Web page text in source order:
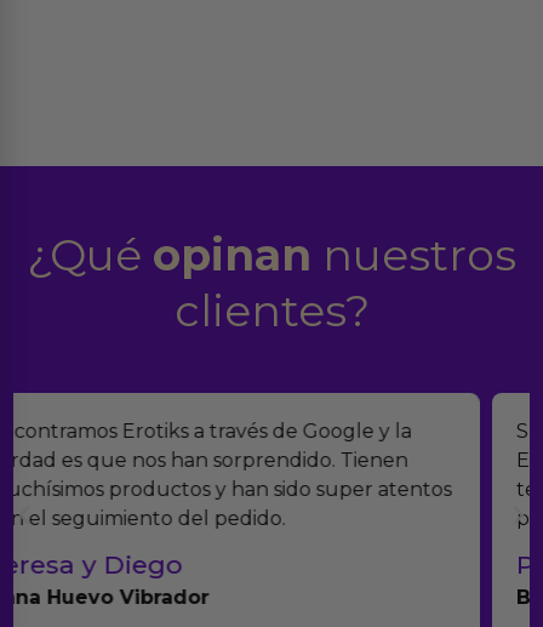
¿Qué opinan nuestros
clientes?
Suelo comprar en tiendas eróticas online, y
Erotiks es una de las que más me gustan. No he
tenido nunca ningún problema con los
productos.
Paula A.
Brightpurple Vibrador y Rotador